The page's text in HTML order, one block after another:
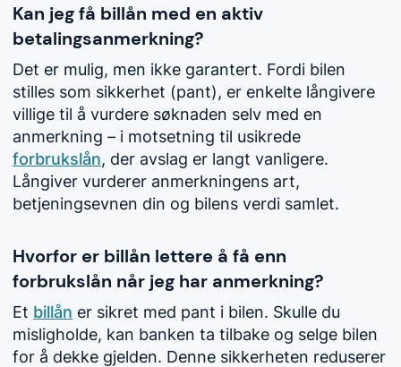
Kan jeg få billån med en aktiv
betalingsanmerkning?
Det er mulig, men ikke garantert. Fordi bilen
stilles som sikkerhet (pant), er enkelte långivere
villige til å vurdere søknaden selv med en
anmerkning – i motsetning til usikrede
forbrukslån, der avslag er langt vanligere.
Långiver vurderer anmerkningens art,
betjeningsevnen din og bilens verdi samlet.
Hvorfor er billån lettere å få enn
forbrukslån når jeg har anmerkning?
Et billån er sikret med pant i bilen. Skulle du
misligholde, kan banken ta tilbake og selge bilen
for å dekke gjelden. Denne sikkerheten reduserer